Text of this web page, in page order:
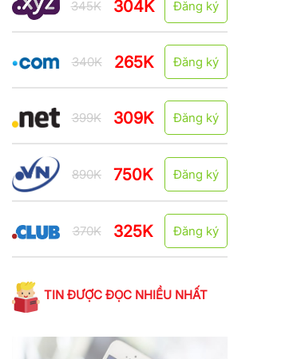
345K 304K Đăng ký
340K 265K Đăng ký
399K 309K Đăng ký
890K 750K Đăng ký
370K 325K Đăng ký
TIN ĐƯỢC ĐỌC NHIỀU NHẤT